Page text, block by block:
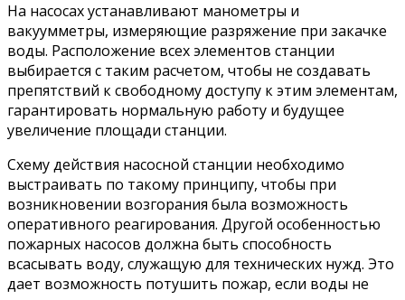
На насосах устанавливают манометры и
вакуумметры, измеряющие разряжение при закачке
воды. Расположение всех элементов станции
выбирается с таким расчетом, чтобы не создавать
препятствий к свободному доступу к этим элементам,
гарантировать нормальную работу и будущее
увеличение площади станции.
Схему действия насосной станции необходимо
выстраивать по такому принципу, чтобы при
возникновении возгорания была возможность
оперативного реагирования. Другой особенностью
пожарных насосов должна быть способность
всасывать воду, служащую для технических нужд. Это
дает возможность потушить пожар, если воды не